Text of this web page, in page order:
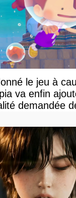
le jeu à
va enfin
demandée